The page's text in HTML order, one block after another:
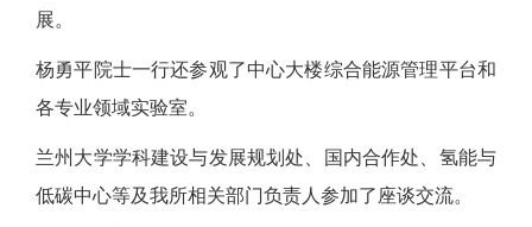
展。
杨勇平院士一行还参观了中心大楼综合能源管理平台和
各专业领域实验室。
兰州大学学科建设与发展规划处、国内合作处、氢能与
低碳中心等及我所相关部门负责人参加了座谈交流。